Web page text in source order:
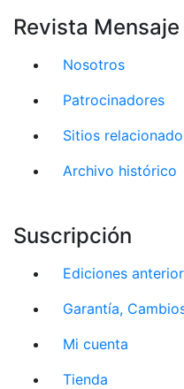
Revista Mensaje
Nosotros
Patrocinadores
Sitios
Archivo histórico
Suscripción
Ediciones
Garantía,
Mi cuenta
Tienda